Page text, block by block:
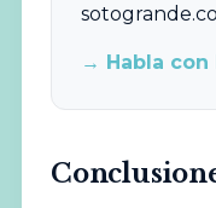
→ Habla con